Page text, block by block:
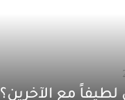
مع الآخرين؟